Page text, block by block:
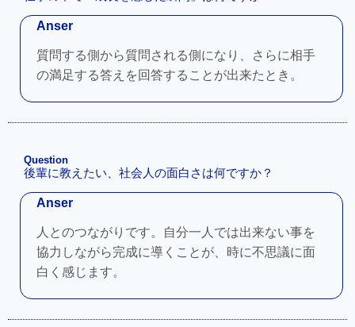
Anser
質問する側から質問される側になり、さらに相手
の満足する答えを回答することが出来たとき。
Question
後輩に教えたい、社会人の面白さは何ですか？
Anser
人とのつながりです。自分一人では出来ない事を
協力しながら完成に導くことが、時に不思議に面
白く感じます。